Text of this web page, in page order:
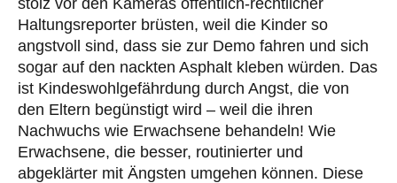
Haltungsreporter brüsten, weil die Kinder so
angstvoll sind, dass sie zur Demo fahren und sich
sogar auf den nackten Asphalt kleben würden. Das
ist Kindeswohlgefährdung durch Angst, die von
den Eltern begünstigt wird – weil die ihren
Nachwuchs wie Erwachsene behandeln! Wie
Erwachsene, die besser, routinierter und
abgeklärter mit Ängsten umgehen können. Diese